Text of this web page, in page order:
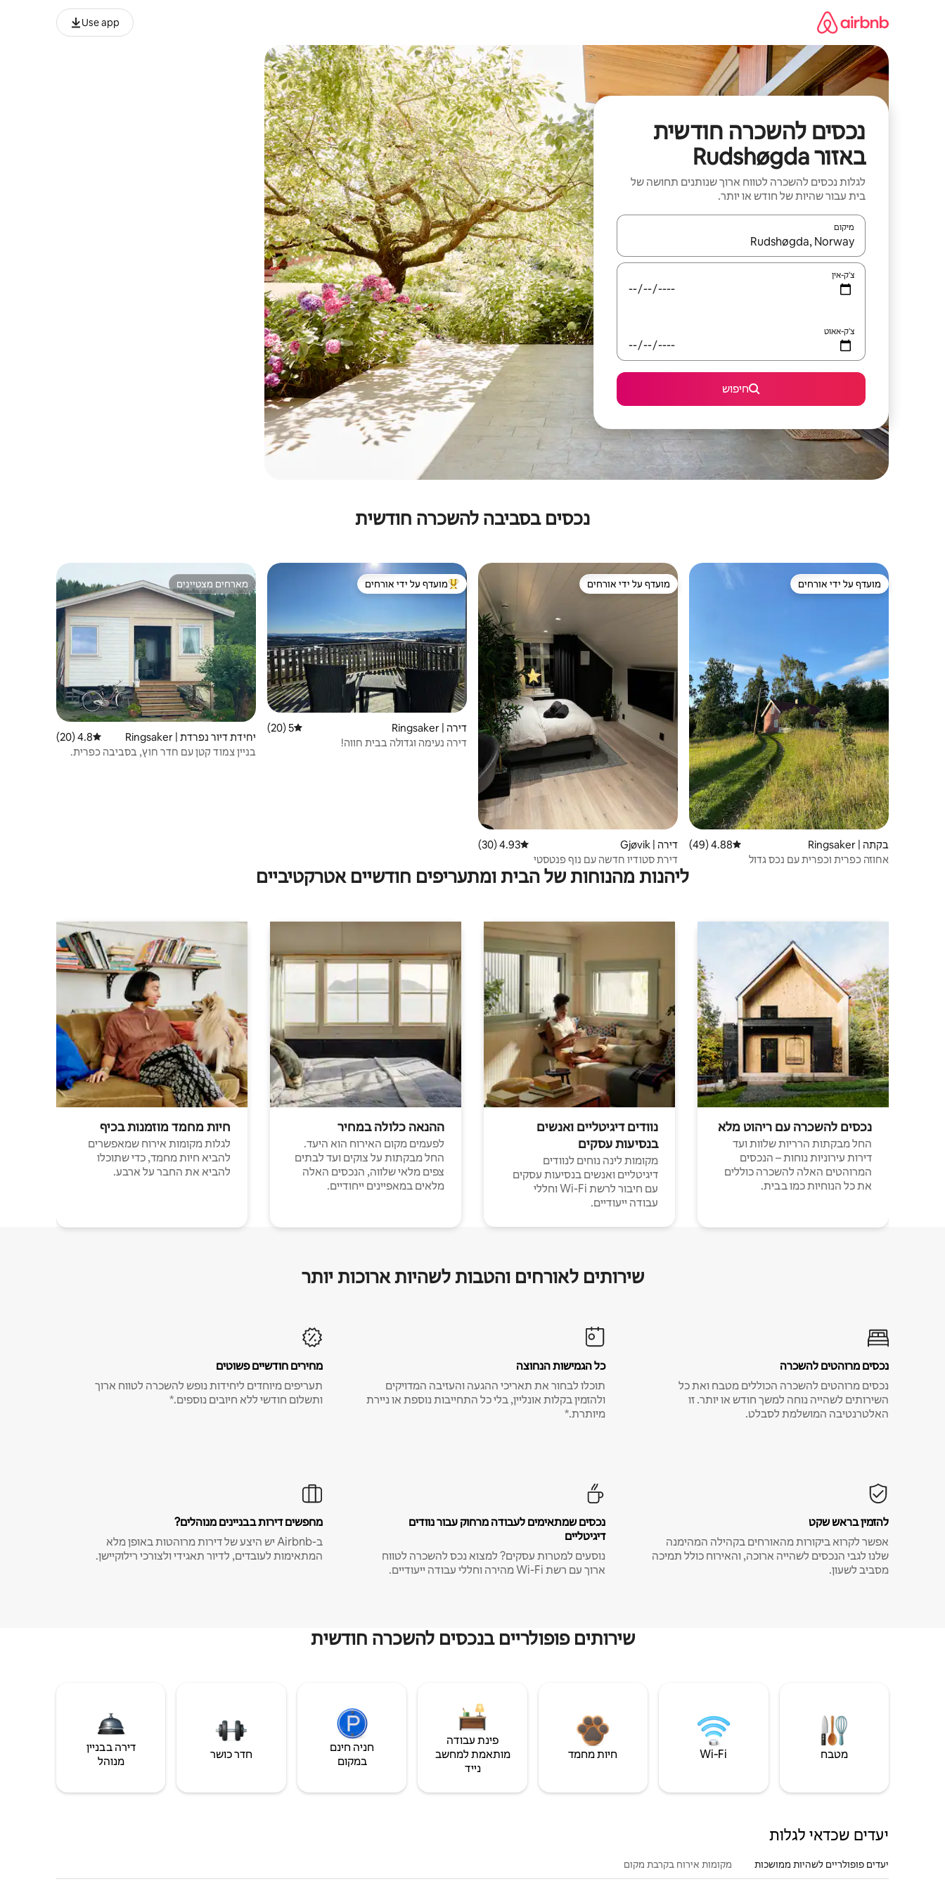
Use app
נכסים להשכרה חודשית
באזור Rudshøgda
לגלות נכסים להשכרה לטווח ארוך שנותנים תחושה של
בית עבור שהיות של חודש או יותר.
מיקום
כאשר התוצאות יהיו זמינות, יש לנווט עם מקשי החיצים למעלה ולמטה או לעיין בעזרת תנועות מגע או החלקה.
צ'ק-אין
צ'ק-אאוט
חיפוש
נכסים בסביבה להשכרה חודשית
מועדף על ידי אורחים
מועדף על ידי אורחים
בקתה | Ringsaker דירוג ממוצע של 4.88 מתוך 5, 49 ביקורות
4.88 (49)
אחוזה כפרית וכפרית עם נכס גדול
מועדף על ידי אורחים
מועדף על ידי אורחים
דירה | Gjøvik דירוג ממוצע של 4.93 מתוך 5, 30 ביקורות
4.93 (30)
דירת סטודיו חדשה עם נוף פנטסטי
מוביל בקרב נכסים מועדפים על ידי אורחים
מועדף על ידי אורחים
דירה | Ringsaker דירוג ממוצע של 5 מתוך 5, 20 ביקורות
5 (20)
דירה נעימה וגדולה בבית חווה!
מארחים מצטיינים
מארחים מצטיינים
יחידת דיור נפרדת | Ringsaker דירוג ממוצע של 4.8 מתוך 5, 20 ביקורות
4.8 (20)
בניין צמוד קטן עם חדר חוץ, בסביבה כפרית.
ליהנות מהנוחות של הבית ומתעריפים חודשיים אטרקטיביים
נכסים להשכרה עם ריהוט מלא
החל מבקתות הרריות שלוות ועד
דירות עירוניות נוחות – הנכסים
המרוהטים האלה להשכרה כוללים
את כל הנוחיות כמו בבית.
נוודים דיגיטליים ואנשים
בנסיעות עסקים
מקומות לינה נוחים לנוודים
דיגיטליים ואנשים בנסיעות עסקים
עם חיבור לרשת Wi-Fi וחללי
עבודה ייעודיים.
ההנאה כלולה במחיר
לפעמים מקום האירוח הוא היעד.
החל מבקתות על צוקים ועד לבתים
צפים מלאי שלווה, הנכסים האלה
מלאים במאפיינים ייחודיים.
חיות מחמד מוזמנות בכיף
לגלות מקומות אירוח שמאפשרים
להביא חיות מחמד, כדי שתוכלו
להביא את החבר על ארבע.
שירותים לאורחים והטבות לשהיות ארוכות יותר
נכסים מרוהטים להשכרה
נכסים מרוהטים להשכרה הכוללים מטבח ואת כל
השירותים לשהייה נוחה למשך חודש או יותר. זו
האלטרנטיבה המושלמת לסבלט.
כל הגמישות הנחוצה
תוכלו לבחור את תאריכי ההגעה והעזיבה המדויקים
ולהזמין בקלות אונליין, בלי כל התחייבות נוספת או ניירת
מיותרת.*
מחירים חודשיים פשוטים
תעריפים מיוחדים ליחידות נופש להשכרה לטווח ארוך
ותשלום חודשי ללא חיובים נוספים.*
להזמין בראש שקט
אפשר לקרוא ביקורות מהאורחים בקהילה המהימנה
שלנו לגבי הנכסים לשהייה ארוכה, והאירוח כולל תמיכה
מסביב לשעון.
נכסים שמתאימים לעבודה מרחוק עבור נוודים
דיגיטליים
נוסעים למטרות עסקים? למצוא נכס להשכרה לטווח
ארוך עם רשת Wi-Fi מהירה וחללי עבודה ייעודיים.
מחפשים דירות בבניינים מנוהלים?
ב-Airbnb יש היצע של דירות מרוהטות באופן מלא
המתאימות לעובדים, לדיור תאגידי ולצורכי רילוקיישן.
שירותים פופולריים בנכסים להשכרה חודשית
מטבח Wi‑Fi חיות מחמד
פינת עבודה
מותאמת למחשב
נייד
חניה חינם
במקום
חדר כושר
דירה בבניין
מנוהל
יעדים שכדאי לגלות
יעדים פופולריים לשהיות ממושכות מקומות אירוח בקרבת מקום